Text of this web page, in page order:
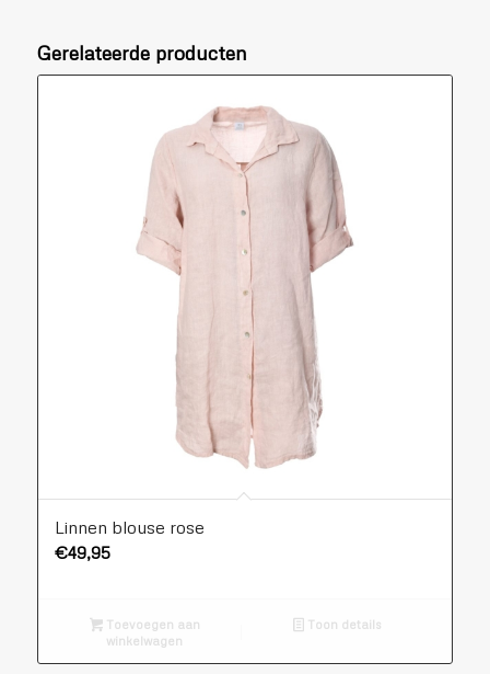
Gerelateerde producten
Linnen blouse rose
€49,95
Toevoegen aan
winkelwagen
Toon details